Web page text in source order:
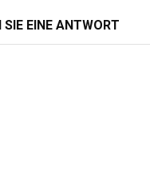
SIE EINE ANTWORT